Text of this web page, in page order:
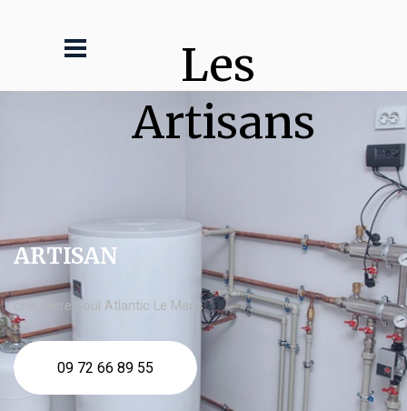
Les
Artisans
ARTISAN
chaudière fioul Atlantic Le Mans
09 72 66 89 55